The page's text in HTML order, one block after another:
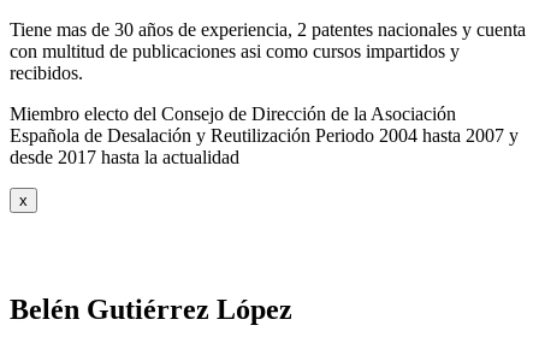
Tiene mas de 30 años de experiencia, 2 patentes nacionales y cuenta
con multitud de publicaciones asi como cursos impartidos y
recibidos.
Miembro electo del Consejo de Dirección de la Asociación
Española de Desalación y Reutilización Periodo 2004 hasta 2007 y
desde 2017 hasta la actualidad
x
Belén Gutiérrez López